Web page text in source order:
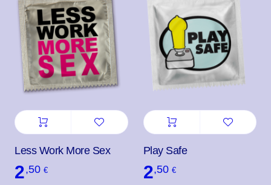
Less Work More Sex
2,50 €
Play Safe
2,50€